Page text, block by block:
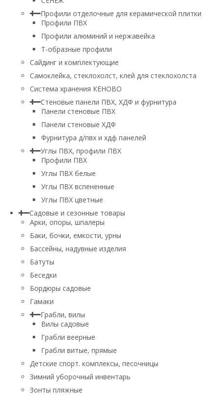
Профили отделочные для керамической плитки
Профили ПВХ
Профили алюминий и нержавейка
Т-образные профили
Сайдинг и комплектующие
Самоклейка, стеклохолст, клей для стеклохолста
Система хранения КЕНОВО
Стеновые панели ПВХ, ХДФ и фурнитура
Панели стеновые ПВХ
Панели стеновые ХДФ
Фурнитура д/пвх и хдф панелей
Углы ПВХ, профили ПВХ
Профили ПВХ
Углы ПВХ белые
Углы ПВХ вспененные
Углы ПВХ цветные
Садовые и сезонные товары
Арки, опоры, шпалеры
Баки, бочки, емкости, урны
Бассейны, надувные изделия
Батуты
Беседки
Бордюры садовые
Гамаки
Грабли, вилы
Вилы садовые
Грабли веерные
Грабли витые, прямые
Детские спорт. комплексы, песочницы
Зимний уборочный инвентарь
Зонты пляжные